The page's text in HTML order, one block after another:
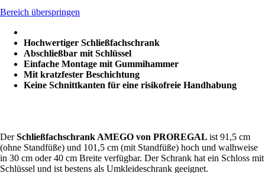
Bereich überspringen
Hochwertiger Schließfachschrank
Abschließbar mit Schlüssel
Einfache Montage mit Gummihammer
Mit kratzfester Beschichtung
Keine Schnittkanten für eine risikofreie Handhabung
DerSchließfachschrank AMEGO von PROREGAL ist 91,5 cm
(ohne Standfüße) und 101,5 cm (mit Standfüße) hoch und walhweise
in 30 cm oder 40 cm Breite verfügbar. Der Schrank hat ein Schloss mit
Schlüssel und ist bestens als Umkleideschrank geeignet.